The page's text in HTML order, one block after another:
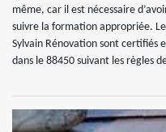
même, car il est nécessaire
suivre la formation appropriée.
Sylvain Rénovation sont certifiés
dans le 88450 suivant les règles